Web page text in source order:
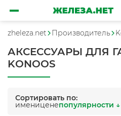
zheleza.net Производитель
АКСЕССУАРЫ ДЛЯ
KONOOS
Сортировать по:
имениценепопулярности ↓